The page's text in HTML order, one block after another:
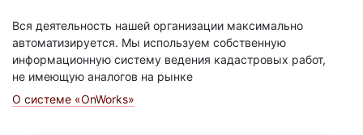
Вся деятельность нашей организации максимально
автоматизируется. Мы используем собственную
информационную систему ведения кадастровых работ,
не имеющую аналогов на рынке
О системе «OnWorks»